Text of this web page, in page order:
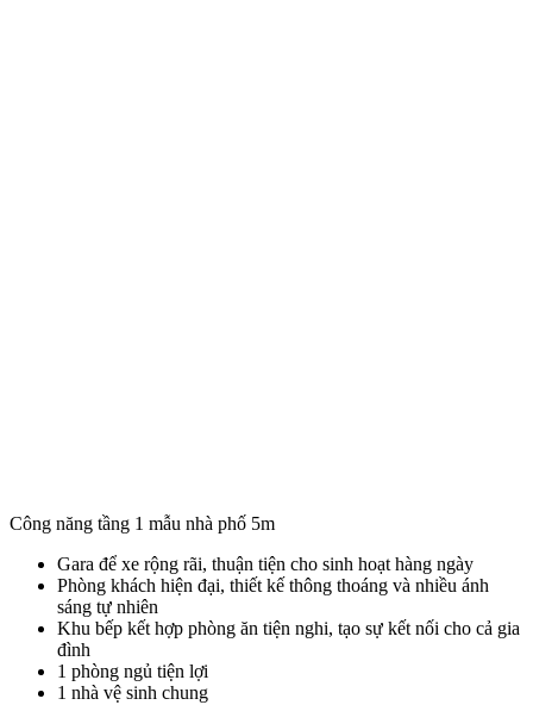
Công năng tầng 1 mẫu nhà phố 5m
Gara để xe rộng rãi, thuận tiện cho sinh hoạt hàng ngày
Phòng khách hiện đại, thiết kế thông thoáng và nhiều ánh
sáng tự nhiên
Khu bếp kết hợp phòng ăn tiện nghi, tạo sự kết nối cho cả gia
đình
1 phòng ngủ tiện lợi
1 nhà vệ sinh chung